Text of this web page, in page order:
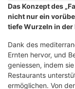
Das Konzept des
nicht nur ein
tiefe Wurzeln in
Dank des
Ernten hervor, und
geniessen, indem
Restaurants
ermöglichen. Von